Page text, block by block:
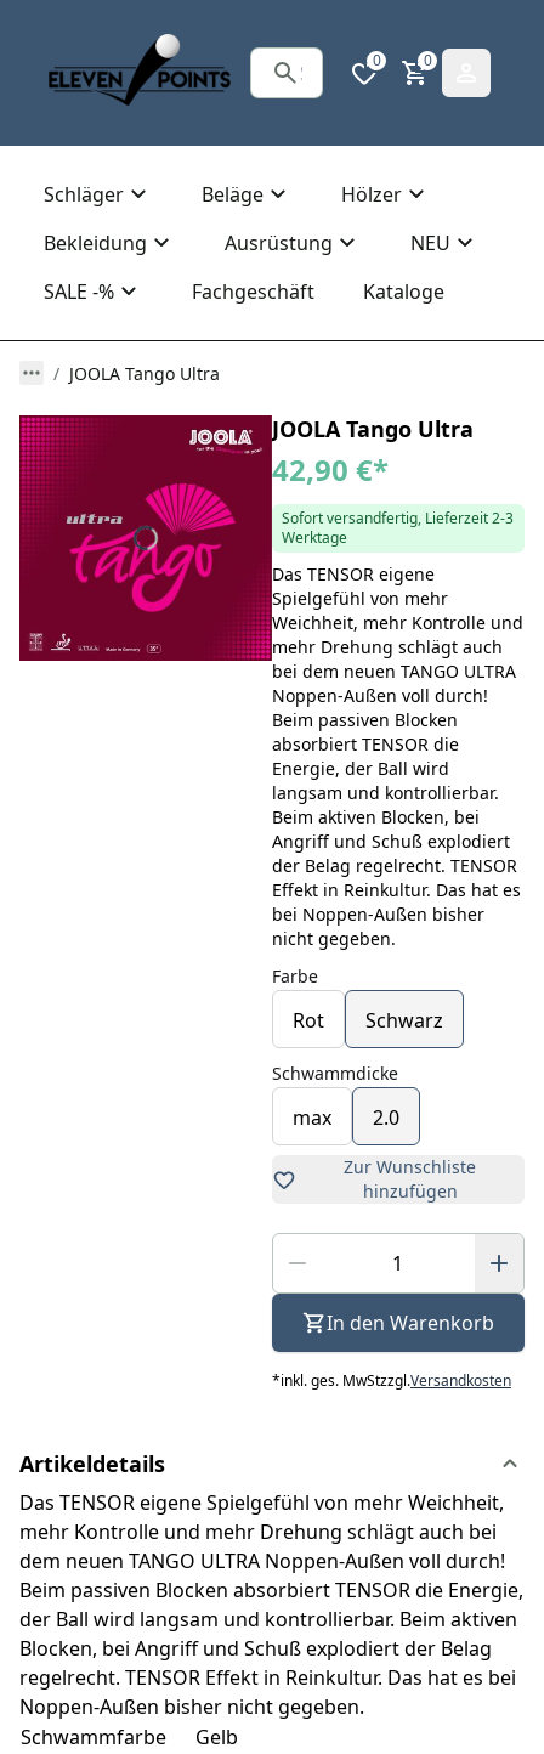
0 0
Schläger Beläge
Hölzer
Bekleidung
Ausrüstung
NEU
SALE -%
Fachgeschäft Kataloge
JOOLA Tango Ultra
JOOLA Tango Ultra
42,90 €*
Sofort versandfertig, Lieferzeit 2-3
Werktage
Das TENSOR eigene
Spielgefühl von mehr
Weichheit, mehr Kontrolle und
mehr Drehung schlägt auch
bei dem neuen TANGO ULTRA
Noppen-Außen voll durch!
Beim passiven Blocken
absorbiert TENSOR die
Energie, der Ball wird
langsam und kontrollierbar.
Beim aktiven Blocken, bei
Angriff und Schuß explodiert
der Belag regelrecht. TENSOR
Effekt in Reinkultur. Das hat es
bei Noppen-Außen bisher
nicht gegeben.
Farbe
Rot Schwarz
Schwammdicke
max 2.0
Zur Wunschliste
hinzufügen
In den Warenkorb
*inkl. ges. MwStzzgl.Versandkosten
Artikeldetails
Das TENSOR eigene Spielgefühl von mehr Weichheit,
mehr Kontrolle und mehr Drehung schlägt auch bei
dem neuen TANGO ULTRA Noppen-Außen voll durch!
Beim passiven Blocken absorbiert TENSOR die Energie,
der Ball wird langsam und kontrollierbar. Beim aktiven
Blocken, bei Angriff und Schuß explodiert der Belag
regelrecht. TENSOR Effekt in Reinkultur. Das hat es bei
Noppen-Außen bisher nicht gegeben.
Schwammfarbe
Gelb